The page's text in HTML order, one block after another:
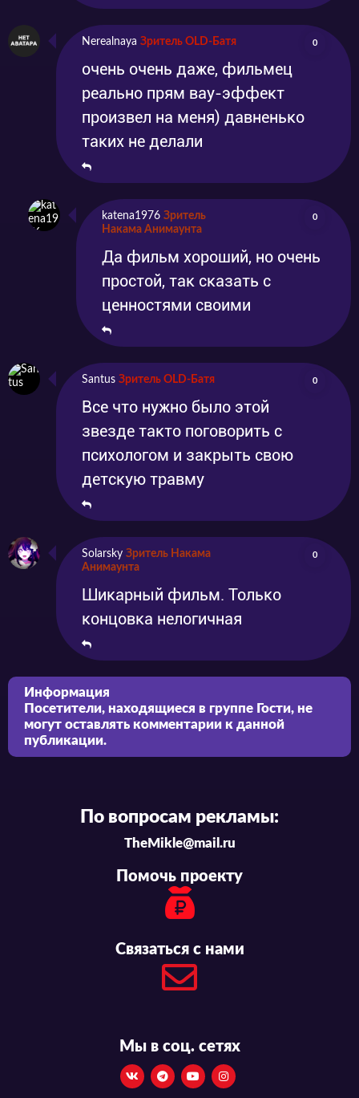
Nerealnaya Зритель OLD-Батя 0
очень очень даже, фильмец
реально прям вау-эффект
произвел на меня) давненько
таких не делали
katena1976 Зритель
Накама Анимаунта
0
Да фильм хороший, но очень
простой, так сказать с
ценностями своими
Santus Зритель OLD-Батя 0
Все что нужно было этой
звезде такто поговорить с
психологом и закрыть свою
детскую травму
Solarsky Зритель Накама
Анимаунта
0
Шикарный фильм. Только
концовка нелогичная
Информация
Посетители, находящиеся в группе Гости, не
могут оставлять комментарии к данной
публикации.
По вопросам рекламы:
TheMikle@mail.ru
Помочь проекту
Связаться с нами
Мы в соц. сетях